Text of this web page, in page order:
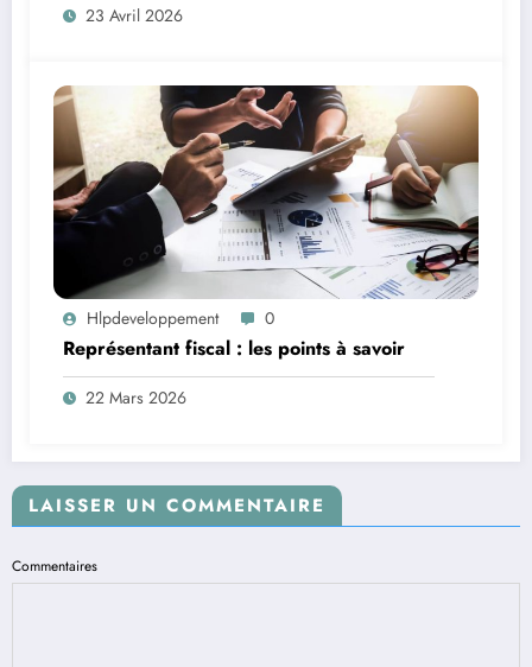
23 Avril 2026
Hlpdeveloppement 0
Représentant fiscal : les points à savoir
22 Mars 2026
LAISSER UN COMMENTAIRE
Commentaires